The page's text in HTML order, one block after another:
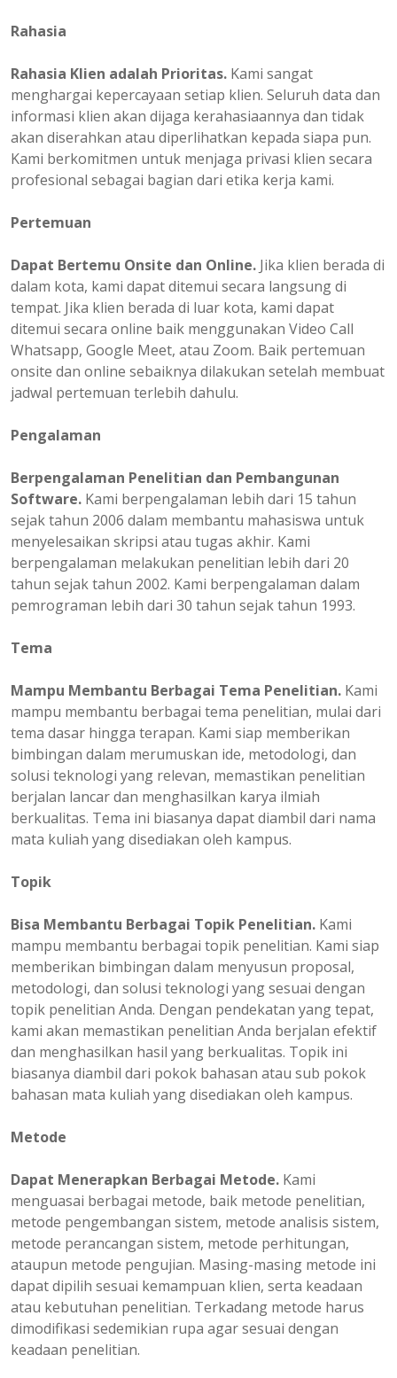
Rahasia
Rahasia Klien adalah Prioritas. Kami sangat
menghargai kepercayaan setiap klien. Seluruh data dan
informasi klien akan dijaga kerahasiaannya dan tidak
akan diserahkan atau diperlihatkan kepada siapa pun.
Kami berkomitmen untuk menjaga privasi klien secara
profesional sebagai bagian dari etika kerja kami.
Pertemuan
Dapat Bertemu Onsite dan Online. Jika klien berada di
dalam kota, kami dapat ditemui secara langsung di
tempat. Jika klien berada di luar kota, kami dapat
ditemui secara online baik menggunakan Video Call
Whatsapp, Google Meet, atau Zoom. Baik pertemuan
onsite dan online sebaiknya dilakukan setelah membuat
jadwal pertemuan terlebih dahulu.
Pengalaman
Berpengalaman Penelitian dan Pembangunan
Software. Kami berpengalaman lebih dari 15 tahun
sejak tahun 2006 dalam membantu mahasiswa untuk
menyelesaikan skripsi atau tugas akhir. Kami
berpengalaman melakukan penelitian lebih dari 20
tahun sejak tahun 2002. Kami berpengalaman dalam
pemrograman lebih dari 30 tahun sejak tahun 1993.
Tema
Mampu Membantu Berbagai Tema Penelitian. Kami
mampu membantu berbagai tema penelitian, mulai dari
tema dasar hingga terapan. Kami siap memberikan
bimbingan dalam merumuskan ide, metodologi, dan
solusi teknologi yang relevan, memastikan penelitian
berjalan lancar dan menghasilkan karya ilmiah
berkualitas. Tema ini biasanya dapat diambil dari nama
mata kuliah yang disediakan oleh kampus.
Topik
Bisa Membantu Berbagai Topik Penelitian. Kami
mampu membantu berbagai topik penelitian. Kami siap
memberikan bimbingan dalam menyusun proposal,
metodologi, dan solusi teknologi yang sesuai dengan
topik penelitian Anda. Dengan pendekatan yang tepat,
kami akan memastikan penelitian Anda berjalan efektif
dan menghasilkan hasil yang berkualitas. Topik ini
biasanya diambil dari pokok bahasan atau sub pokok
bahasan mata kuliah yang disediakan oleh kampus.
Metode
Dapat Menerapkan Berbagai Metode. Kami
menguasai berbagai metode, baik metode penelitian,
metode pengembangan sistem, metode analisis sistem,
metode perancangan sistem, metode perhitungan,
ataupun metode pengujian. Masing-masing metode ini
dapat dipilih sesuai kemampuan klien, serta keadaan
atau kebutuhan penelitian. Terkadang metode harus
dimodifikasi sedemikian rupa agar sesuai dengan
keadaan penelitian.